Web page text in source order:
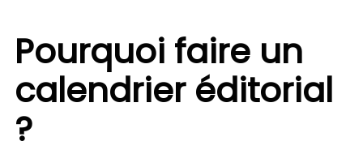
Pourquoi faire un
calendrier éditorial
?